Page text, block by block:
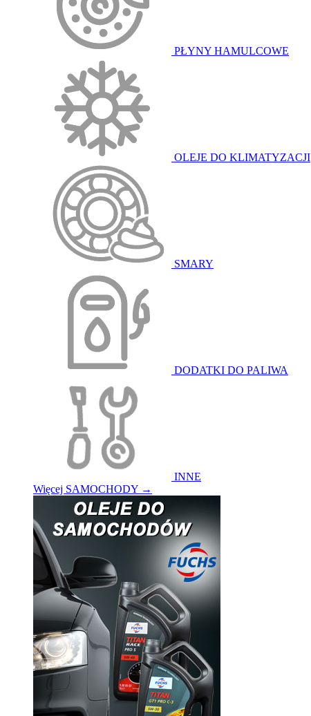
PŁYNY HAMULCOWE
OLEJE DO KLIMATYZACJI
SMARY
DODATKI DO PALIWA
INNE
Więcej SAMOCHODY →